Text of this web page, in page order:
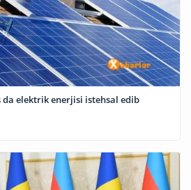
da elektrik enerjisi istehsal edib